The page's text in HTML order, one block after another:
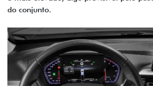
do conjunto.